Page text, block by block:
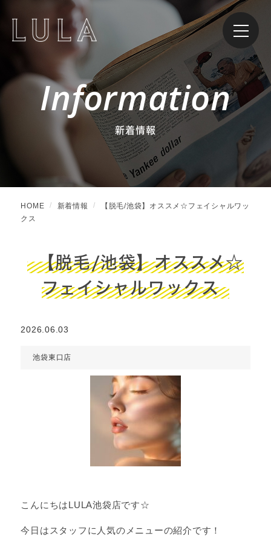
Information
新着情報
HOME 新着情報
【脱毛/池袋】オススメ☆フェイシャルワッ
クス
【脱毛/池袋】オススメ☆
フェイシャルワックス
2026.06.03
池袋東口店
こんにちはLULA池袋店です☆
今日はスタッフに人気のメニューの紹介です！